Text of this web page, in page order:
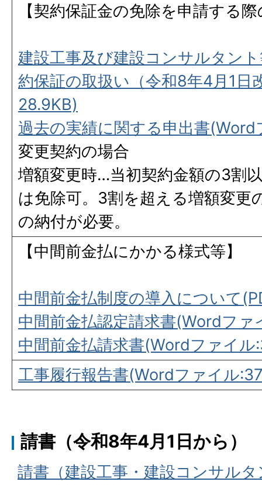
【契約保証金の免除を申請する
建設工事及び建設コンサルタン
約保証の取扱い（令和8年4月1日
28.9KB)
過去の実績に関する申出書
変更契約の場合
増額変更時…当初契約金額の3割
は免除可。3割を超える増額変更
の納付が必要。
【中間前金払にかかる様式等】
中間前金払制度の導入について
中間前金払認定請求書(Wordファ
中間前金払請求書(Wordファイル
工事履行報告書(Wordファイル
請書（令和8年4月1日から）
請書（建設工事・建設コンサル